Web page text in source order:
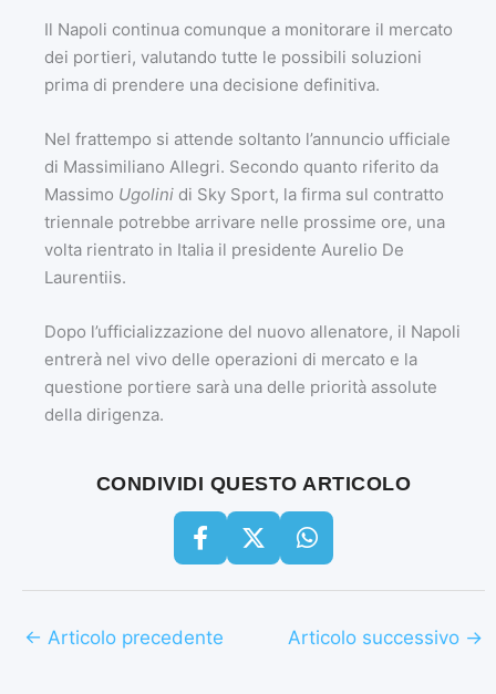
Il Napoli continua comunque a monitorare il mercato
dei portieri, valutando tutte le possibili soluzioni
prima di prendere una decisione definitiva.
Nel frattempo si attende soltanto l’annuncio ufficiale
di Massimiliano Allegri. Secondo quanto riferito da
Massimo Ugolini di Sky Sport, la firma sul contratto
triennale potrebbe arrivare nelle prossime ore, una
volta rientrato in Italia il presidente Aurelio De
Laurentiis.
Dopo l’ufficializzazione del nuovo allenatore, il Napoli
entrerà nel vivo delle operazioni di mercato e la
questione portiere sarà una delle priorità assolute
della dirigenza.
CONDIVIDI QUESTO ARTICOLO
← Articolo precedente Articolo successivo →